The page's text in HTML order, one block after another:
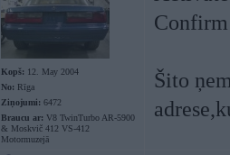
Kopš: 12. May 2004
No: Rīga
Ziņojumi: 6472
Braucu ar: V8 TwinTurbo AR-5900
& Moskvič 412 VS-412
Motormuzejā
Šito